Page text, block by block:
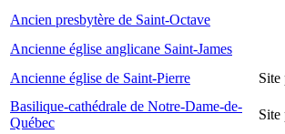
Ancien presbytère de Saint-Octave
Ancienne église anglicane Saint-James
Ancienne église de Saint-Pierre
Site
Basilique-cathédrale de Notre-Dame-de-
Québec
Site